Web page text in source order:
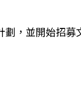
，並開始招